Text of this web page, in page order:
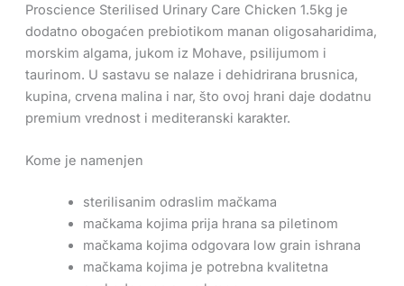
Proscience Sterilised Urinary Care Chicken 1.5kg je
dodatno obogaćen prebiotikom manan oligosaharidima,
morskim algama, jukom iz Mohave, psilijumom i
taurinom. U sastavu se nalaze i dehidrirana brusnica,
kupina, crvena malina i nar, što ovoj hrani daje dodatnu
premium vrednost i mediteranski karakter.
Kome je namenjen
sterilisanim odraslim mačkama
mačkama kojima prija hrana sa piletinom
mačkama kojima odgovara low grain ishrana
mačkama kojima je potrebna kvalitetna